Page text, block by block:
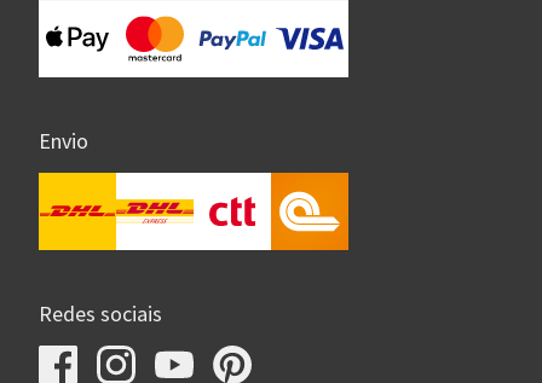
Envio
Redes sociais